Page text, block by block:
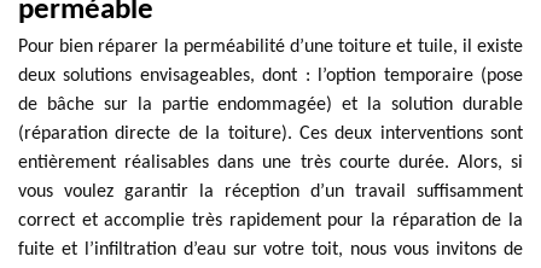
perméable
Pour bien réparer la perméabilité d’une toiture et tuile, il existe
deux solutions envisageables, dont : l’option temporaire (pose
de bâche sur la partie endommagée) et la solution durable
(réparation directe de la toiture). Ces deux interventions sont
entièrement réalisables dans une très courte durée. Alors, si
vous voulez garantir la réception d’un travail suffisamment
correct et accomplie très rapidement pour la réparation de la
fuite et l’infiltration d’eau sur votre toit, nous vous invitons de